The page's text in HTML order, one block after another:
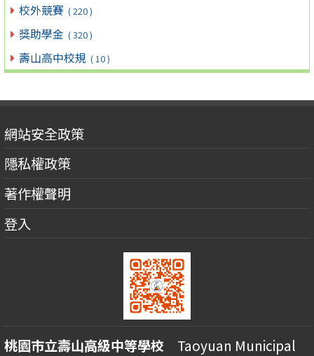
校外競賽 ( 220 )
獎助學金 ( 320 )
壽山高中校規 ( 10 )
網站安全政策
隱私權政策
著作權聲明
登入
桃園市立壽山高級中等學校 Taoyuan Municipal